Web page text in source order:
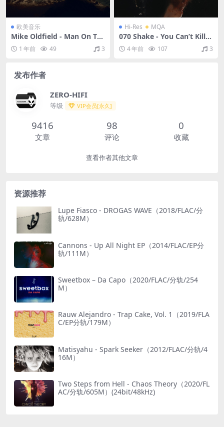
欧美音乐
Mike Oldfield - Man On Th
e Rocks（2014/FLAC/分轨/3
97M）
1 年前 49 3
Hi-Res MQA
070 Shake - You Can’t Kill
Me（2022/FLAC/分轨/572
M）(MQA/24bit/44.1kHz)
4 年前 107 3
发布作者
ZERO-HIFI
等级 VIP会员[永久]
9416
文章
98
评论
0
收藏
查看作者其他文章
资源推荐
Lupe Fiasco - DROGAS WAVE（2018/FLAC/分
轨/628M）
Cannons - Up All Night EP（2014/FLAC/EP分
轨/111M）
Sweetbox – Da Capo（2020/FLAC/分轨/254
M）
Rauw Alejandro - Trap Cake, Vol. 1（2019/FLA
C/EP分轨/179M）
Matisyahu - Spark Seeker（2012/FLAC/分轨/4
16M）
Two Steps from Hell - Chaos Theory（2020/FL
AC/分轨/605M）(24bit/48kHz)